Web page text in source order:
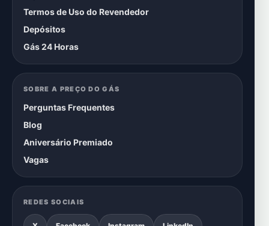
Termos de Uso do Revendedor
Depósitos
Gás 24 Horas
SOBRE A PREÇO DO GÁS
Perguntas Frequentes
Blog
Aniversário Premiado
Vagas
REDES SOCIAIS